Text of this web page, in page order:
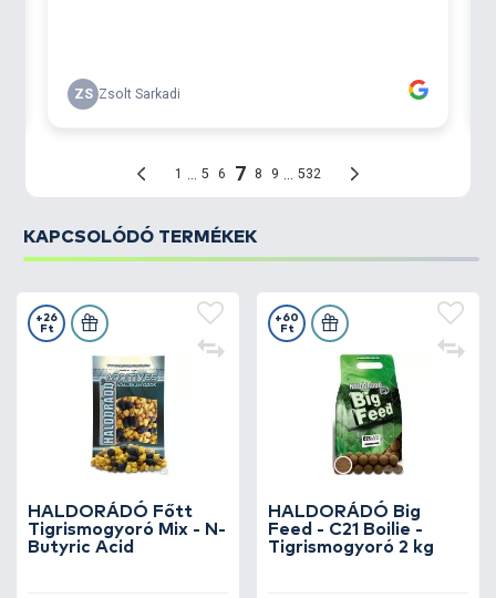
KAPCSOLÓDÓ TERMÉKEK
HALDORÁDÓ Főtt
Tigrismogyoró Mix - N-
Butyric Acid
+26
Ft
HALDORÁDÓ Big
Feed - C21 Boilie -
Tigrismogyoró 2 kg
+60
Ft